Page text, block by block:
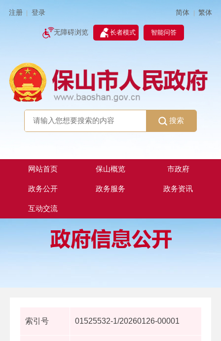
注册 登录 简体 | 繁体
无障碍浏览 长者模式 智能问答
搜索
网站首页 保山概览 市政府
政务公开 政务服务 政务资讯
互动交流
索引号 01525532-1/20260126-00001